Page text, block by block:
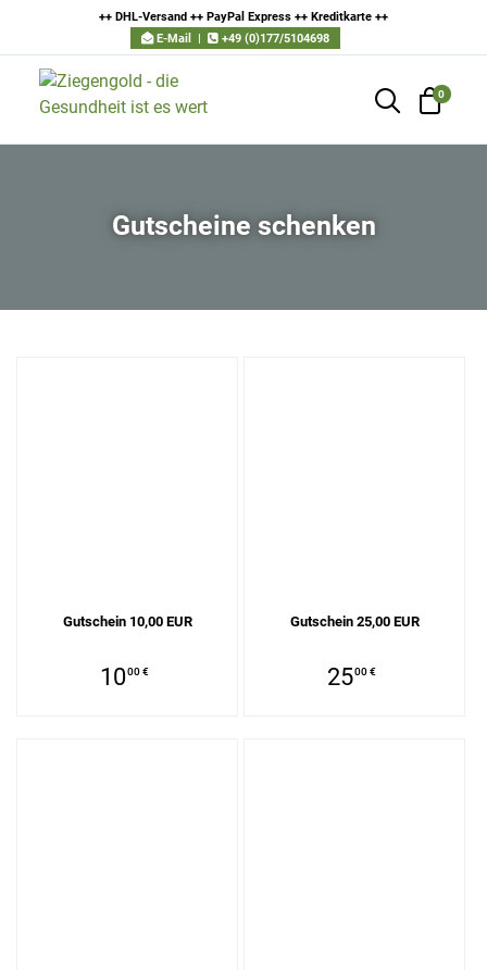
++ DHL-Versand ++ PayPal Express ++ Kreditkarte ++
E-Mail
| +49 (0)177/5104698
0
Gutscheine schenken
Gutschein 10,00 EUR
1000 €
Gutschein 25,00 EUR
2500 €